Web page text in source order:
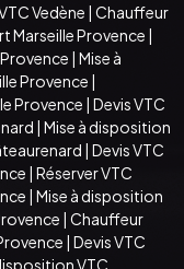
Vedène | Chauffeur
Marseille Provence |
| Mise à
Provence |
Provence | Devis VTC
| Mise à disposition
| Devis VTC
| Réserver VTC
| Mise à disposition
| Chauffeur
| Devis VTC
VTC